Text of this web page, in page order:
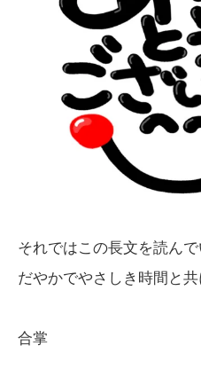
それではこの長文を読ん
だやかでやさしき時間と共
合掌